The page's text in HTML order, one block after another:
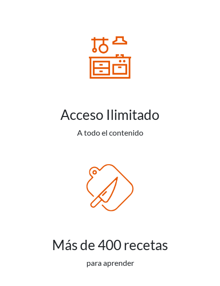
Acceso Ilimitado
A todo el contenido
Más de 400 recetas
para aprender